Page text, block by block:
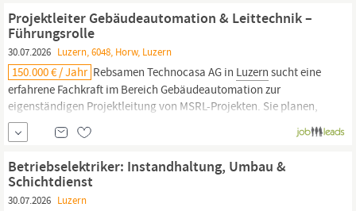
Bereich Gebäudeautomation, Audio/Video oder...
Projektleiter Gebäudeautomation & Leittechnik –
Führungsrolle
30.07.2026 Luzern, 6048, Horw, Luzern
150.000 € / Jahr Rebsamen Technocasa AG in Luzern sucht eine
erfahrene Fachkraft im Bereich Gebäudeautomation zur
eigenständigen Projektleitung von MSRL-Projekten. Sie planen,
programmieren und nehmen komplexe Systeme in Betrieb,
begleiten Abnahmen und schulen Nutzer. Sie bringen eine
Betriebselektriker: Instandhaltung, Umbau &
Schichtdienst
30.07.2026 Luzern